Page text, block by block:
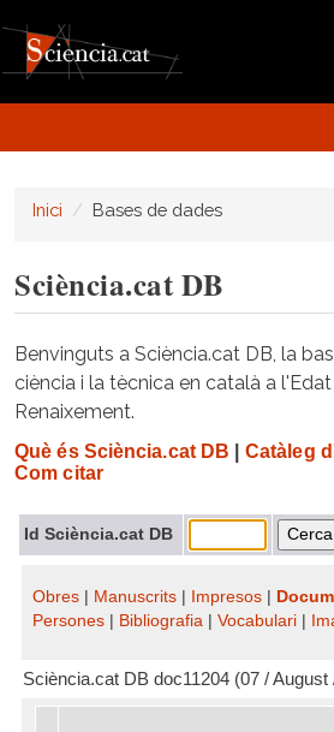
Inici Bases de dades
Sciència.cat DB
Benvinguts a Sciència.cat DB, la
ciència i la tècnica en català a
Renaixement.
Què és Sciència.cat DB Catàleg
Com citar
Id Sciència.cat DB
Obres Manuscrits Impresos
Persones
Bibliografia Vocabulari
Sciència.cat DB doc11204 (07 / August